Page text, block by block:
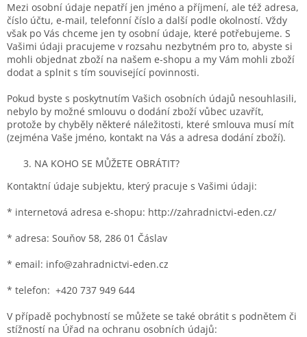
Mezi osobní údaje nepatří jen jméno a příjmení, ale též adresa,
číslo účtu, e-mail, telefonní číslo a další podle okolností. Vždy
však po Vás chceme jen ty osobní údaje, které potřebujeme. S
Vašimi údaji pracujeme v rozsahu nezbytném pro to, abyste si
mohli objednat zboží na našem e-shopu a my Vám mohli zboží
dodat a splnit s tím související povinnosti.
Pokud byste s poskytnutím Vašich osobních údajů nesouhlasili,
nebylo by možné smlouvu o dodání zboží vůbec uzavřít,
protože by chyběly některé náležitosti, které smlouva musí mít
(zejména Vaše jméno, kontakt na Vás a adresa dodání zboží).
NA KOHO SE MŮŽETE OBRÁTIT?
Kontaktní údaje subjektu, který pracuje s Vašimi údaji:
* internetová adresa e-shopu: http://zahradnictvi-eden.cz/
* adresa: Souňov 58, 286 01 Čáslav
* email: info@zahradnictvi-eden.cz
* telefon: +420 737 949 644
V případě pochybností se můžete se také obrátit s podnětem či
stížností na Úřad na ochranu osobních údajů: